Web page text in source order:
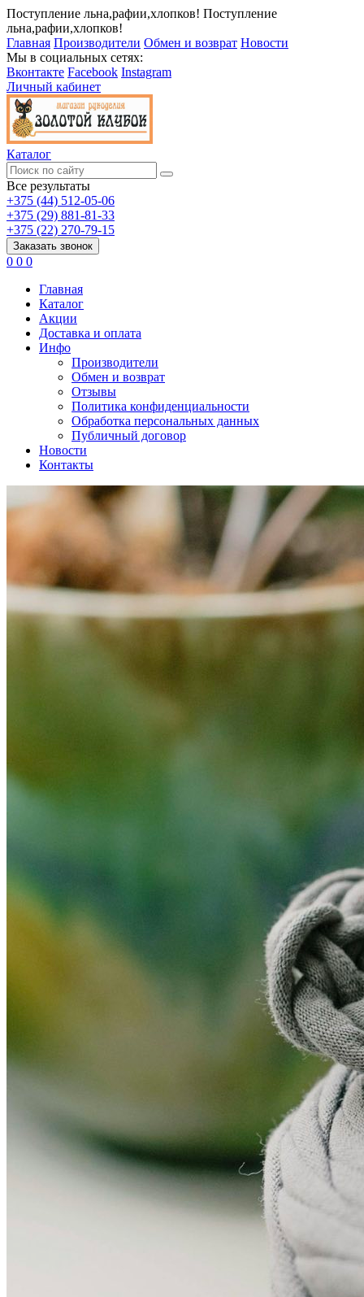
Поступление льна,рафии,хлопков! Поступление
льна,рафии,хлопков!
Главная Производители Обмен и возврат Новости
Мы в социальных сетях:
Вконтакте Facebook Instagram
Личный кабинет
Каталог
Все результаты
+375 (44) 512-05-06
+375 (29) 881-81-33
+375 (22) 270-79-15
Заказать звонок
0 0 0
Главная
Каталог
Акции
Доставка и оплата
Инфо
Производители
Обмен и возврат
Отзывы
Политика конфиденциальности
Обработка персональных данных
Публичный договор
Новости
Контакты